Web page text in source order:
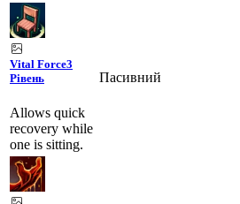
Vital Force3
Рівень
Allows quick
recovery while
one is sitting.
Пасивний